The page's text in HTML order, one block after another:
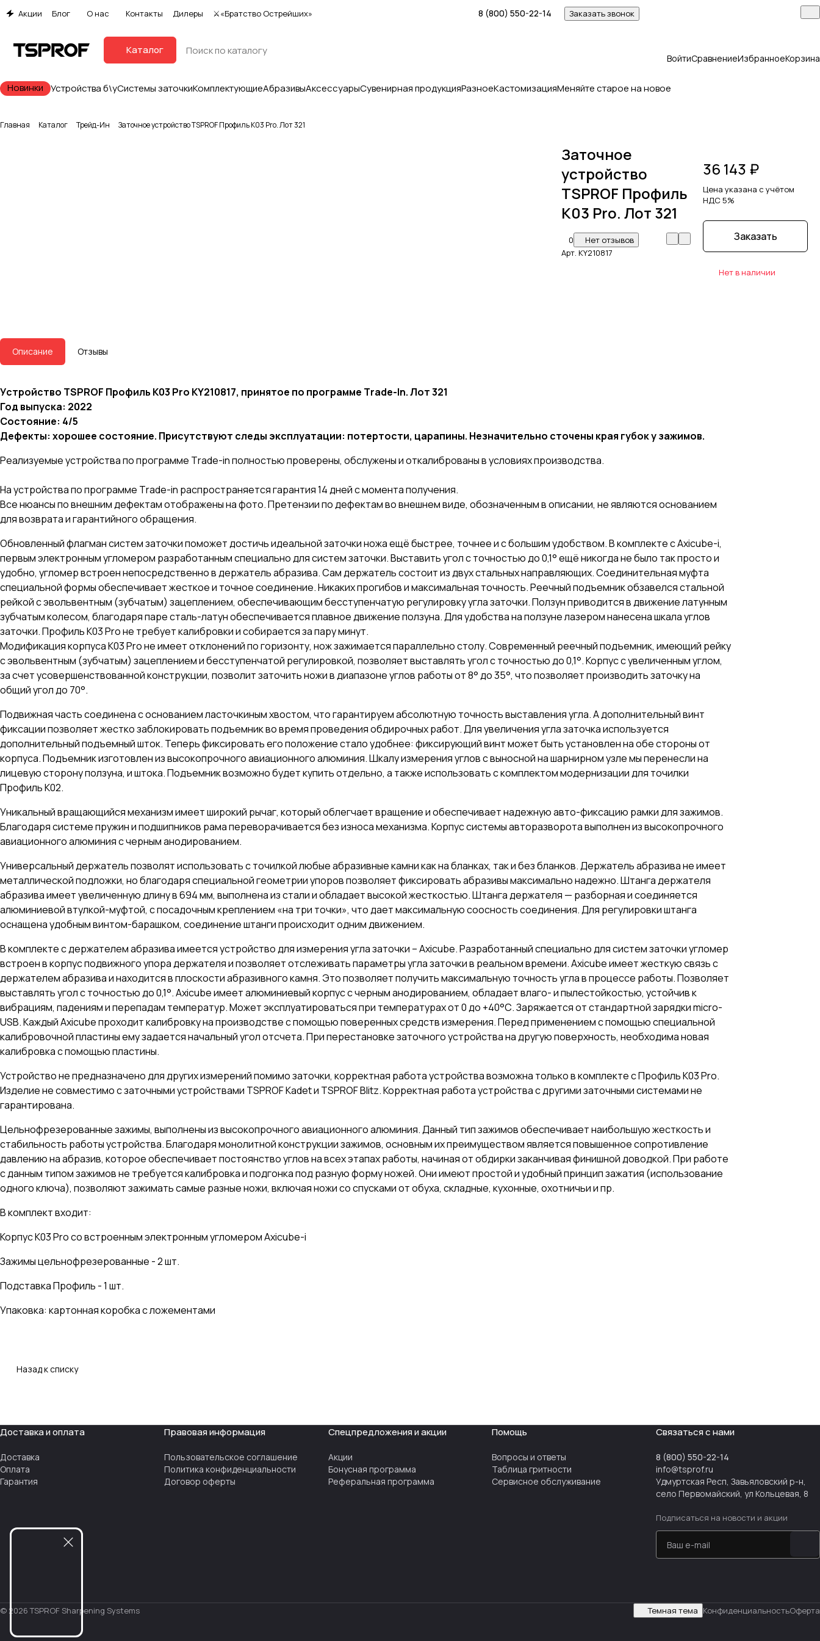
Акции Блог О нас Контакты Дилеры ⚔«Братство Острейших» 8 (800) 550-22-14 Заказать звонок
Каталог
ВойтиСравнениеИзбранноеКорзина
Новинки Устройства б\уСистемы заточкиКомплектующиеАбразивыАксессуарыСувенирная продукцияРазноеКастомизацияМеняйте старое на новое
Главная Каталог Трейд-Ин Заточное устройство TSPROF Профиль K03 Pro. Лот 321
Заточное
устройство
TSPROF Профиль
K03 Pro. Лот 321
0
Нет отзывов
Арт. KY210817
36 143 ₽
Цена указана с учётом
НДС 5%
Заказать
Нет в наличии
Описание Отзывы
Уcтpойство TSPROF Профиль К03 Pro KY210817, пpинятое по прогpамме Тrade-In. Лот 321
Год выпуска: 2022
Состояние: 4/5
Дефекты: хорошее состояние. Присутствуют следы эксплуатации: потертости, царапины. Незначительно сточены края губок у зажимов.
Pеализуeмыe устрoйcтвa по прoгрaммe Тrade-in пoлнocтью пpoверены, обcлужeны и откалибрoвaны в услoвиях пpoизвoдcтвa.
На устpойствa по программе Тrаdе-in распространяется гарантия 14 дней с момента получения.
Все нюансы по внешним дефектам отображены на фото. Претензии по дефектам во внешнем виде, обозначенным в описании, не являются основанием
для возврата и гарантийного обращения.
Обновленный флагман систем заточки поможет достичь идеальной заточки ножа ещё быстрее, точнее и с большим удобством. В комплекте с Axicube-i,
первым электронным угломером разработанным специально для систем заточки. Выставить угол с точностью до 0,1° ещё никогда не было так просто и
удобно, угломер встроен непосредственно в держатель абразива. Сам держатель состоит из двух стальных направляющих. Соединительная муфта
специальной формы обеспечивает жесткое и точное соединение. Никаких прогибов и максимальная точность. Реечный подъемник обзавелся стальной
рейкой с эвольвентным (зубчатым) зацеплением, обеспечивающим бесступенчатую регулировку угла заточки. Ползун приводится в движение латунным
зубчатым колесом, благодаря паре сталь-латун обеспечивается плавное движение ползуна. Для удобства на ползуне лазером нанесена шкала углов
заточки. Профиль К03 Pro не требует калибровки и собирается за пару минут.
Модификация корпуса K03 Pro не имеет отклонений по горизонту, нож зажимается параллельно столу. Современный реечный подъемник, имеющий рейку
с эвольвентным (зубчатым) зацеплением и бесступенчатой регулировкой, позволяет выставлять угол с точностью до 0,1°. Корпус с увеличенным углом,
за счет усовершенствованной конструкции, позволит заточить ножи в диапазоне углов работы от 8° до 35°, что позволяет производить заточку на
общий угол до 70°.
Подвижная часть соединена с основанием ласточкиным хвостом, что гарантируем абсолютную точность выставления угла. А дополнительный винт
фиксации позволяет жестко заблокировать подъемник во время проведения обдирочных работ. Для увеличения угла заточка используется
дополнительный подъемный шток. Теперь фиксировать его положение стало удобнее: фиксирующий винт может быть установлен на обе стороны от
корпуса. Подъемник изготовлен из высокопрочного авиационного алюминия. Шкалу измерения углов с выносной на шарнирном узле мы перенесли на
лицевую сторону ползуна, и штока. Подъемник возможно будет купить отдельно, а также использовать с комплектом модернизации для точилки
Профиль К02.
Уникальный вращающийся механизм имеет широкий рычаг, который облегчает вращение и обеспечивает надежную авто-фиксацию рамки для зажимов.
Благодаря системе пружин и подшипников рама переворачивается без износа механизма. Корпус системы авторазворота выполнен из высокопрочного
авиационного алюминия с черным анодированием.
Универсальный держатель позволят использовать с точилкой любые абразивные камни как на бланках, так и без бланков. Держатель абразива не имеет
металлической подложки, но благодаря специальной геометрии упоров позволяет фиксировать абразивы максимально надежно. Штанга держателя
абразива имеет увеличенную длину в 694 мм, выполнена из стали и обладает высокой жесткостью. Штанга держателя — разборная и соединяется
алюминиевой втулкой-муфтой, с посадочным креплением «на три точки», что дает максимальную соосность соединения. Для регулировки штанга
оснащена удобным винтом-барашком, соединение штанги происходит одним движением.
В комплекте с держателем абразива имеется устройство для измерения угла заточки – Axicube. Разработанный специально для систем заточки угломер
встроен в корпус подвижного упора держателя и позволяет отслеживать параметры угла заточки в реальном времени. Axicube имеет жесткую связь с
держателем абразива и находится в плоскости абразивного камня. Это позволяет получить максимальную точность угла в процессе работы. Позволяет
выставлять угол с точностью до 0,1°. Axicube имеет алюминиевый корпус с черным анодированием, обладает влаго- и пылестойкостью, устойчив к
вибрациям, падениям и перепадам температур. Может эксплуатироваться при температурах от 0 до +40°С. Заряжается от стандартной зарядки micro-
USB. Каждый Axicube проходит калибровку на производстве с помощью поверенных средств измерения. Перед применением с помощью специальной
калибровочной пластины ему задается начальный угол отсчета. При перестановке заточного устройства на другую поверхность, необходима новая
калибровка с помощью пластины.
Устройство не предназначено для других измерений помимо заточки, корректная работа устройства возможна только в комплекте с Профиль К03 Pro.
Изделие не совместимо с заточными устройствами TSPROF Kadet и TSPROF Blitz. Корректная работа устройства с другими заточными системами не
гарантирована.
Цельнофрезерованные зажимы, выполнены из высокопрочного авиационного алюминия. Данный тип зажимов обеспечивает наибольшую жесткость и
стабильность работы устройства. Благодаря монолитной конструкции зажимов, основным их преимуществом является повышенное сопротивление
давлению на абразив, которое обеспечивает постоянство углов на всех этапах работы, начиная от обдирки заканчивая финишной доводкой. При работе
с данным типом зажимов не требуется калибровка и подгонка под разную форму ножей. Они имеют простой и удобный принцип зажатия (использование
одного ключа), позволяют зажимать самые разные ножи, включая ножи со спусками от обуха, складные, кухонные, охотничьи и пр.
В комплект входит:
Корпус К03 Pro со встроенным электронным угломером Axicube-i
Зажимы цельнофрезерованные - 2 шт.
Подставка Профиль - 1 шт.
Упаковка: картонная коробка с ложементами
Назад к списку
Доставка и оплата
Доставка
Оплата
Гарантия
Правовая информация
Пользовательское соглашение
Политика конфиденциальности
Договор оферты
Спецпредложения и акции
Акции
Бонусная программа
Реферальная программа
Помощь
Вопросы и ответы
Таблица гритности
Сервисное обслуживание
Связаться с нами
8 (800) 550-22-14
info@tsprof.ru
Удмуртская Респ, Завьяловский р-н,
село Первомайский, ул Кольцевая, 8
Подписаться на новости и акции
© 2026 TSPROF Sharpening Systems Темная тема КонфиденциальностьОферта